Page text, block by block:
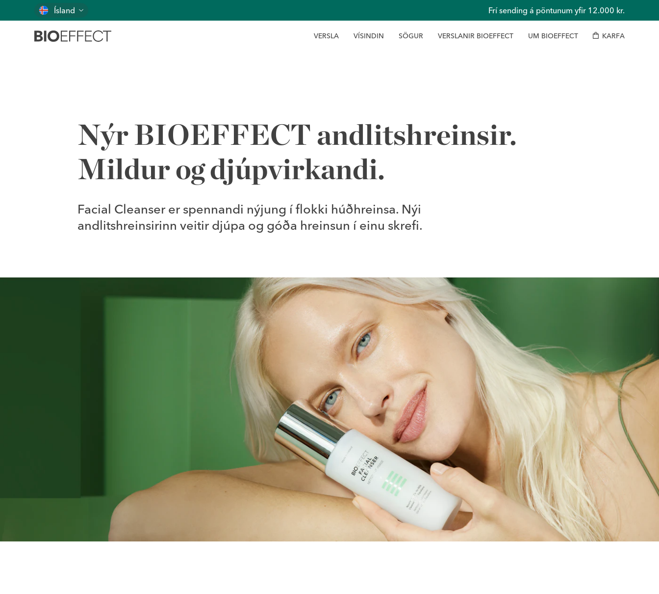
Ísland Frí sending á pöntunum yfir 12.000 kr.
VERSLA VÍSINDIN SÖGUR VERSLANIR BIOEFFECT UM BIOEFFECT KARFA
Nýr BIOEFFECT andlitshreinsir.
Mildur og djúpvirkandi.
Facial Cleanser er spennandi nýjung í flokki húðhreinsa. Nýi
andlitshreinsirinn veitir djúpa og góða hreinsun í einu skrefi.